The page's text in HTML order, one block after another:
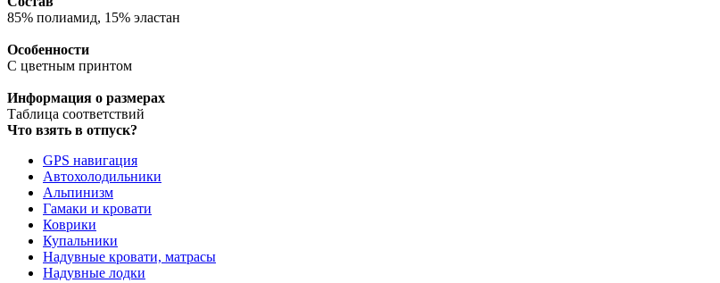
85% полиамид, 15% эластан
Особенности
С цветным принтом
Информация о размерах
Таблица соответствий
Что взять в отпуск?
GPS навигация
Автохолодильники
Альпинизм
Гамаки и кровати
Коврики
Купальники
Надувные кровати, матрасы
Надувные лодки